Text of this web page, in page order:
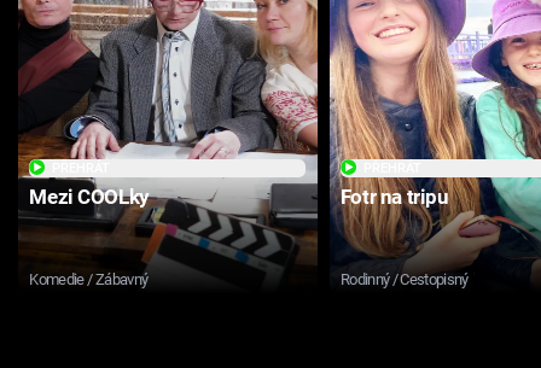
Mezi COOLky
Komedie / Zábavný
Fotr na tripu
Rodinný / Cestopisný